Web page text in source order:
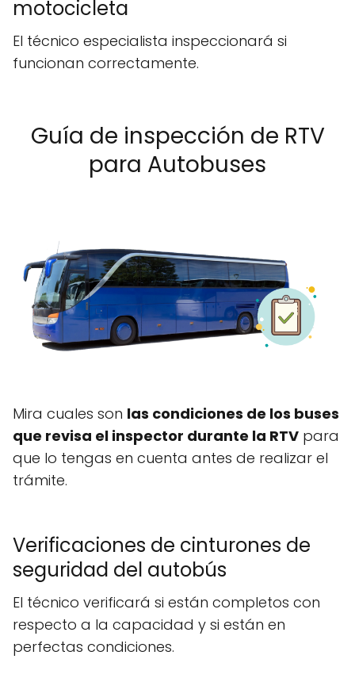
motocicleta
El técnico especialista inspeccionará si
funcionan correctamente.
Guía de inspección de RTV
para Autobuses
Mira cuales son las condiciones de los buses
que revisa el inspector durante la RTV para
que lo tengas en cuenta antes de realizar el
trámite.
Verificaciones de cinturones de
seguridad del autobús
El técnico verificará si están completos con
respecto a la capacidad y si están en
perfectas condiciones.